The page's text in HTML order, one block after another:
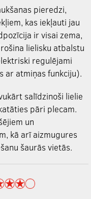
pieredzi,
kas iekļauti jau
ir visai zema,
lielisku atbalstu
regulējami
ar atmiņas funkciju).
salīdzinoši lielie
pāri plecam.
un
kā arī aizmugures
šaurās vietās.